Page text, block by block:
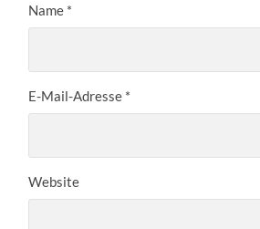
Name *
E-Mail-Adresse *
Website